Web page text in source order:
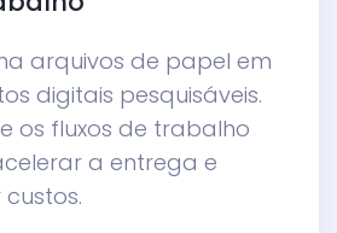
arquivos de papel em
digitais pesquisáveis.
os fluxos de trabalho
a entrega e
custos.